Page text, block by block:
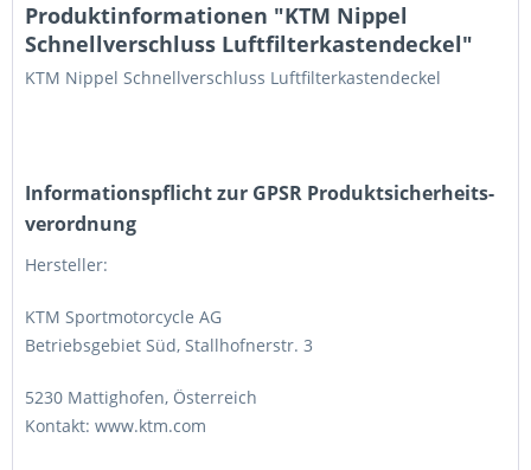
Produktinformationen "KTM Nippel
Schnellverschluss Luftfilterkastendeckel"
KTM Nippel Schnellverschluss Luftfilterkastendeckel
Informations­pflicht zur GPSR Produktsicherheits­
verordnung
Hersteller:
KTM Sportmotorcycle AG
Betriebsgebiet Süd, Stallhofnerstr. 3
5230 Mattighofen, Österreich
Kontakt: www.ktm.com